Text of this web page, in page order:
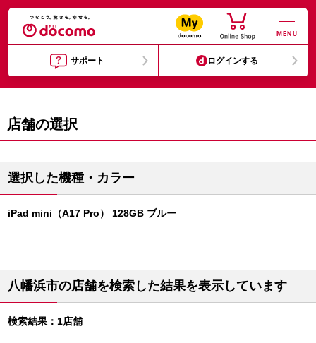
MENU
サポート ログインする
店舗の選択
選択した機種・カラー
iPad mini（A17 Pro） 128GB ブルー
八幡浜市の店舗を検索した結果を表示しています
検索結果：1店舗